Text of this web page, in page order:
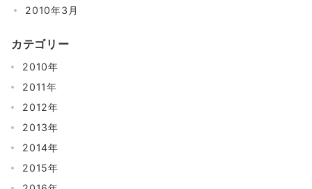
2010年3月
カテゴリー
2010年
2011年
2012年
2013年
2014年
2015年